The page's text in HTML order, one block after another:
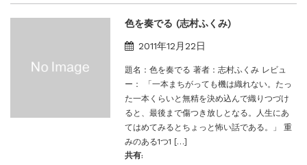
色を奏でる (志村ふくみ)
2011年12月22日
題名：色を奏でる 著者：志村ふくみ レビュ
ー： 「一本まちがっても機は織れない。たっ
た一本くらいと無精を決め込んで織りつづけ
ると、最後まで傷つき放しとなる。人生にあ
てはめてみるとちょっと怖い話である。」 重
みのある1つ1 […]
共有: